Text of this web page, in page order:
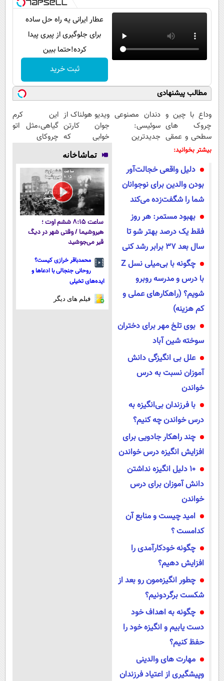
عطار ایرانی یه راه حل ساده
برای جلوگیری از پیری پیدا
کرده!حتما ببین
ثبت خرید
مطالب پیشنهادی
وداع با چین و
چروک های
سطحی و عمقی
پوست...
دندان مصنوعی
سوئیسی:
جدیدترین
پرداخت قسطی
ویدیو هولناک از
جوان کارتن
خوابی که
میلیاردر شد.
آموزش رایگان
این کرم
گیاهی،مثل اتو
چروکای
بیشتر بخوانید:
دلیل واقعی خجالت‌آور
بودن والدین برای نوجوانان
شما را شگفت‌زده می‌کند
بهبود مستمر: هر روز
فقط یک درصد بهتر شو تا
سال بعد ۳۷ برابر رشد کنی
چگونه با بی‌میلی نسل Z
با درس و مدرسه روبرو
شویم؟ (راهکارهای عملی و
کم هزینه)
بوی تلخ مهر برای دختران
سوخته شین آباد
علل بی انگیزگی دانش
آموزان نسبت به درس
خواندن
با فرزندان بی‌انگیزه به
درس خواندن چه کنیم؟
چند راهکار جادویی برای
افزایش انگیزه درس خواندن
10 دلیل انگیزه نداشتن
دانش آموزان برای درس
خواندن
امید چیست و منابع آن
کدامست ؟
چگونه خودکارآمدی را
افزایش دهیم؟
چطور انگیزه‌مون رو بعد از
شکست برگردونیم؟
چگونه به اهداف خود
دست یابیم و انگیزه خود را
حفظ کنیم؟
مهارت های والدینی
وپیشگیری از اعتیاد فرزندان
تماشاخانه
ساعت ۸:۱۵ ششم اوت ؛
هیروشیما / وقتی شهر در دیگ
قیر می‌جوشید
محمدباقر خرازی کیست؟
روحانی جنجالی با ادعاها و
ایده‌های تخیلی
فیلم های دیگر